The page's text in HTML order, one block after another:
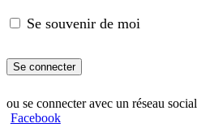
Se souvenir de moi
Se connecter
ou se connecter avec un réseau social
Facebook